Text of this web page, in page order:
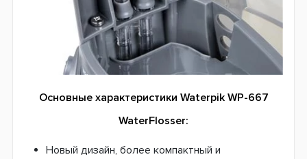
Основные характеристики Waterpik WP-667
WaterFlosser:
Новый дизайн, более компактный и